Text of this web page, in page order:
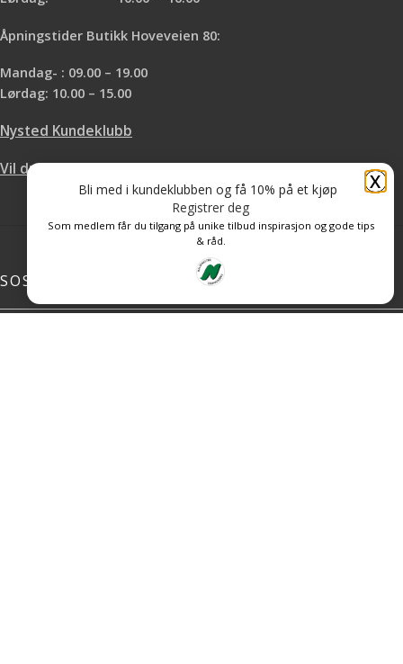
Åpningstider Butikk Hoveveien 80:
Mandag- : 09.00 – 19.00
Lørdag: 10.00 – 15.00
Nysted Kundeklubb
Vil du leie hos oss?
SOSIALE MEDIER
X
Bli med i kundeklubben og få 10% på et kjøp
Registrer deg
Som medlem får du tilgang på unike tilbud inspirasjon og gode tips
& råd.